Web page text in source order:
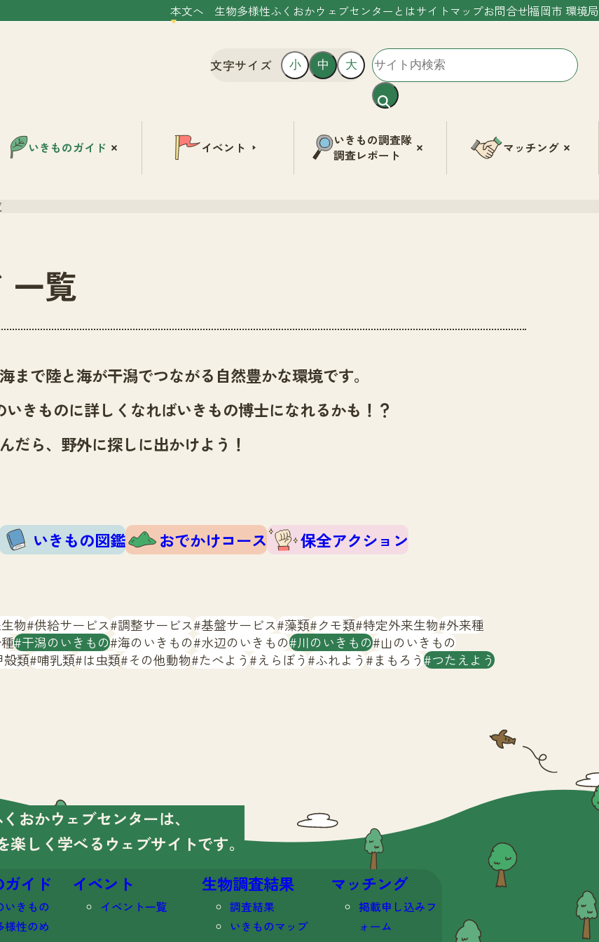
本文へ 生物多様性ふくおかウェブセンターとはサイトマップお問合せ福岡市 環境局
文字サイズ 小 中 大
いきものガイド イベント
いきもの調査隊
調査レポート
マッチング
一覧
まで陸と海が干潟でつながる自然豊かな環境です。
きものに詳しくなればいきもの博士になれるかも！？
だら、野外に探しに出かけよう！
いきもの図鑑 おでかけコース
保全アクション
物 供給サービス 調整サービス 基盤サービス 藻類 クモ類 特定外来生物 外来種
干潟のいきもの 海のいきもの 水辺のいきもの 川のいきもの 山のいきもの
殻類 哺乳類 は虫類 その他動物 たべよう えらぼう ふれよう まもろう つたえよう
おかウェブセンターは、
楽しく学べる ウェブサイトです。
ガイド
いきもの
様性のめ
イベント
イベント一覧
生物調査結果
調査結果
いきものマップ
マッチング
掲載申し込みフ
ォーム